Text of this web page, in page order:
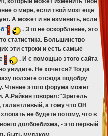
который может изменить твоё
о мире, если твой мозг еще
А может и не изменить, если
. Это не оскорбление, это
статистика. Большинство
эти строки и есть самые
. И с помощью этого сайта
увидите. Не хочется? Тогда
ползите отсюда подобру
Чтение этого форума может
А.Райкин говорил:"Зритель
талантливый, а тому что ОН
не будете потому, что в
долбоёбизма, - это первый
быть мудаком.